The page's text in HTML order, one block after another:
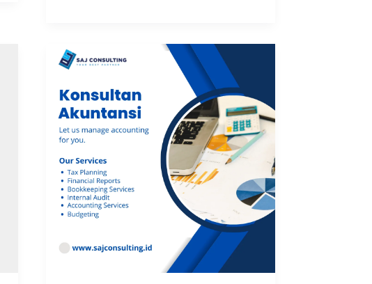
Konsultan
Akuntansi
Depok
:
Solusi
Budgeting
Layanan
Keuangan
Profesional